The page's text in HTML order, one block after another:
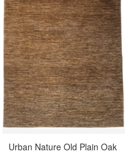
Urban Nature Old Plain Oak